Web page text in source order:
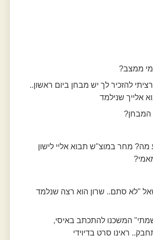
ממצב?
להזכיר לך יש מבחן ביום ראשון..
אלייך שנילמד
המבחן?
מה? מחר במוצ"ש תבוא אליי לישון
"לא סתם.. שרון הוא רצה שנלמד
המשכנו להתכתב באיסי,
ראינו סרט בדיוידי